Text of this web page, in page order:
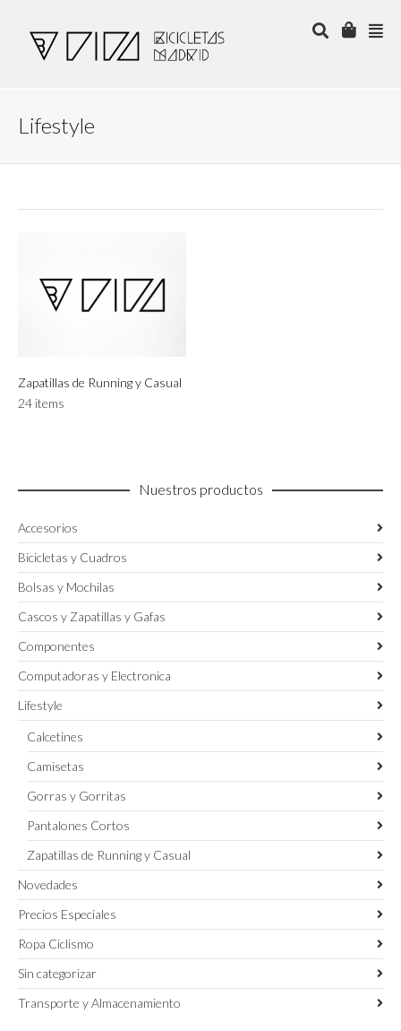
Lifestyle
Zapatillas de Running y Casual
24 items
Nuestros productos
Accesorios
Bicicletas y Cuadros
Bolsas y Mochilas
Cascos y Zapatillas y Gafas
Componentes
Computadoras y Electronica
Lifestyle
Calcetines
Camisetas
Gorras y Gorritas
Pantalones Cortos
Zapatillas de Running y Casual
Novedades
Precios Especiales
Ropa Ciclismo
Sin categorizar
Transporte y Almacenamiento